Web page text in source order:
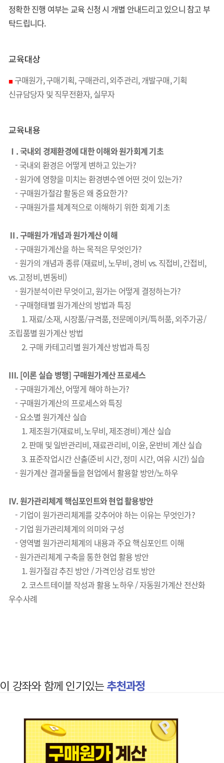
정확한 진행 여부는 교육 신청 시 개별 안내드리고 있으니 참고 부
탁드립니다.
교육대상
■ 구매원가, 구매기획, 구매관리, 외주관리, 개발구매, 기획
신규담당자 및 직무전환자, 실무자
교육내용
Ⅰ. 국내외 경제환경에 대한 이해와 원가회계 기초
- 국내외 환경은 어떻게 변하고 있는가?
- 원가에 영향을 미치는 환경변수엔 어떤 것이 있는가?
- 구매원가절감 활동은 왜 중요한가?
- 구매원가를 체계적으로 이해하기 위한 회계 기초
Ⅱ. 구매원가 개념과 원가계산 이해
- 구매원가계산을 하는 목적은 무엇인가?
- 원가의 개념과 종류 (재료비, 노무비, 경비 vs. 직접비, 간접비,
vs. 고정비, 변동비)
- 원가분석이란 무엇이고, 원가는 어떻게 결정하는가?
- 구매형태별 원가계산의 방법과 특징
1. 재료/소재, 시장품/규격품, 전문메이커/특허품, 외주가공/
조립품별 원가계산 방법
2. 구매 카테고리별 원가계산 방법과 특징
Ⅲ. [이론 실습 병행] 구매원가계산 프로세스
- 구매원가계산, 어떻게 해야 하는가?
- 구매원가계산의 프로세스와 특징
- 요소별 원가계산 실습
1. 제조원가(재료비, 노무비, 제조경비) 계산 실습
2. 판매 및 일반관리비, 재료관리비, 이윤, 운반비 계산 실습
3. 표준작업시간 산출(준비 시간, 정미 시간, 여유 시간) 실습
- 원가계산 결과물들을 현업에서 활용할 방안/노하우
Ⅳ. 원가관리체계 핵심포인트와 현업 활용방안
- 기업이 원가관리체계를 갖추어야 하는 이유는 무엇인가?
- 기업 원가관리체계의 의미와 구성
- 영역별 원가관리체계의 내용과 주요 핵심포인트 이해
- 원가관리체계 구축을 통한 현업 활용 방안
1. 원가절감 추진 방안 / 가격인상 검토 방안
2. 코스트테이블 작성과 활용 노하우 / 자동원가계산 전산화
우수사례
이 강좌와 함께 인기있는 추천과정